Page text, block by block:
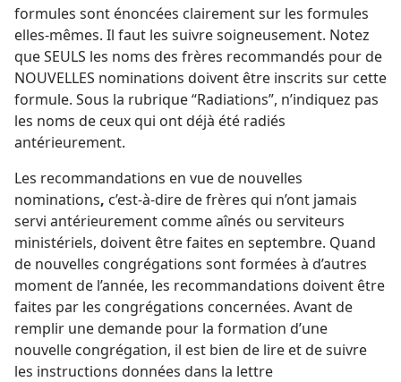
formules sont énoncées clairement sur les formules
elles-​mêmes. Il faut les suivre soigneusement. Notez
que SEULS les noms des frères recommandés pour de
NOUVELLES nominations doivent être inscrits sur cette
formule. Sous la rubrique “Radiations”, n’indiquez pas
les noms de ceux qui ont déjà été radiés
antérieurement.
Les recommandations en vue de nouvelles
nominations, c’est-à-dire de frères qui n’ont jamais
servi antérieurement comme aînés ou serviteurs
ministériels, doivent être faites en septembre. Quand
de nouvelles congrégations sont formées à d’autres
moment de l’année, les recommandations doivent être
faites par les congrégations concernées. Avant de
remplir une demande pour la formation d’une
nouvelle congrégation, il est bien de lire et de suivre
les instructions données dans la lettre